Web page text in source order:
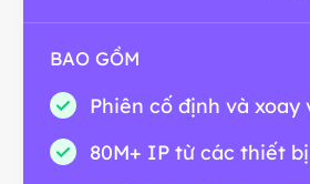
BAO GỒM
Phiên cố định và xoay
80M+ IP từ các thiết